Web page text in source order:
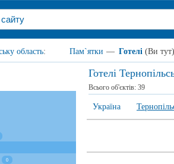
область: Пам`ятки — Готелі (Ви тут)
Готелі
Всього об'єктів: 39
Україна
0